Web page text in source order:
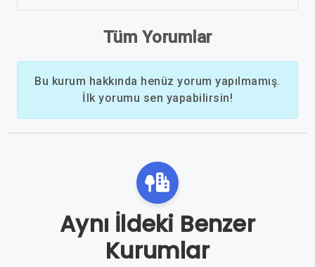
Tüm Yorumlar
Bu kurum hakkında henüz yorum yapılmamış.
İlk yorumu sen yapabilirsin!
Aynı İldeki Benzer
Kurumlar